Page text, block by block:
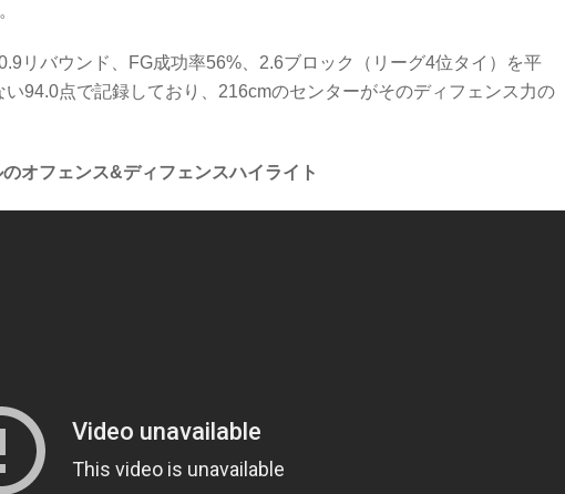
リバウンド、FG成功率56%、2.6ブロック（リーグ4位タイ）を平
94.0点で記録しており、216cmのセンターがそのディフェンス力の
オフェンス&ディフェンスハイライト